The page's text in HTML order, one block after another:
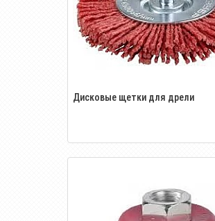
Дисковые щетки для дрели